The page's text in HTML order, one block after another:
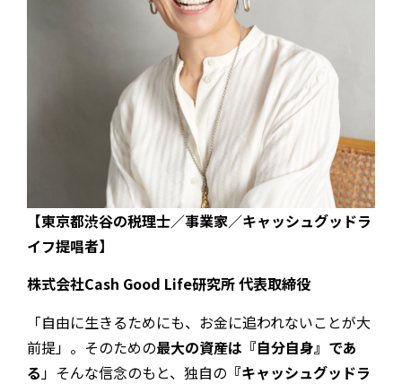
【東京都渋谷の税理士／事業家／キャッシュグッドラ
イフ提唱者】
株式会社Cash Good Life研究所 代表取締役
「自由に生きるためにも、お金に追われないことが大
前提」。そのための最大の資産は『自分自身』であ
る 」そんな信念のもと、独自の 『キャッシュグッドラ